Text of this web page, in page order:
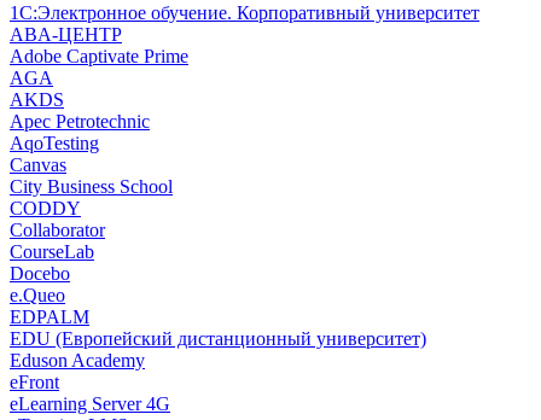
1С:Электронное обучение. Корпоративный университет
ABA-ЦЕНТР
Adobe Captivate Prime
AGA
AKDS
Apec Petrotechnic
AqoTesting
Canvas
City Business School
CODDY
Collaborator
CourseLab
Docebo
e.Queo
EDPALM
EDU (Европейский дистанционный университет)
Eduson Academy
eFront
eLearning Server 4G